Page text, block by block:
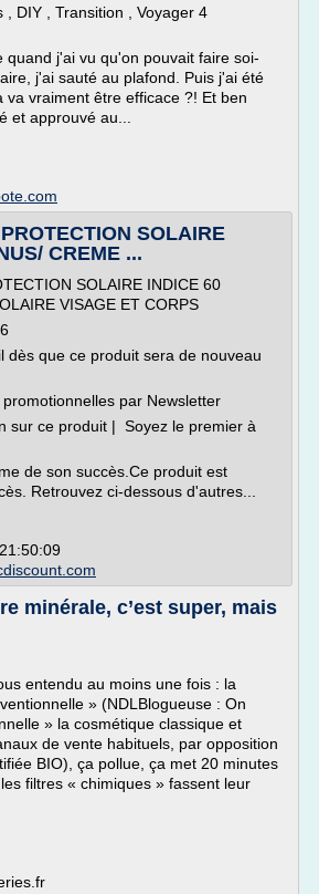
, DIY , Transition , Voyager 4
quand j'ai vu qu'on pouvait faire soi-
j'ai sauté au plafond. Puis j'ai été
va vraiment être efficace ?! Et ben
et approuvé au...
SOLAIRE
CREME ...
SOLAIRE INDICE 60
VISAGE ET CORPS
dès que ce produit sera de nouveau
par Newsletter
sur ce produit | Soyez le premier à
de son succès.Ce produit est
Retrouvez ci-dessous d'autres...
minérale, c’est super, mais
entendu au moins une fois : la
» (NDLBlogueuse : On
» la cosmétique classique et
de vente habituels, par opposition
BIO), ça pollue, ça met 20 minutes
filtres « chimiques » fassent leur